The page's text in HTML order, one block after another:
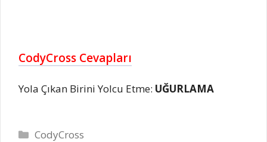
CodyCross Cevapları
Yola Çıkan Birini Yolcu Etme: UĞURLAMA
Kategoriler
CodyCross